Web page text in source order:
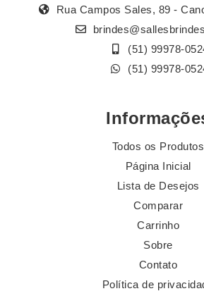
Rua Campos Sales, 89 -
(51) 99978-
(51) 99978-
Todos os Produtos
Página Inicial
Lista de Desejos
Comparar
Carrinho
Sobre
Contato
Política de